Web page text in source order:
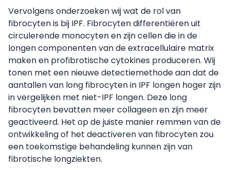
Vervolgens onderzoeken wij wat de rol van
fibrocyten is bij IPF. Fibrocyten differentiëren uit
circulerende monocyten en zijn cellen die in de
longen componenten van de extracellulaire matrix
maken en profibrotische cytokines produceren. Wij
tonen met een nieuwe detectiemethode aan dat de
aantallen van long fibrocyten in IPF longen hoger zijn
in vergelijken met niet-IPF longen. Deze long
fibrocyten bevatten meer collageen en zijn meer
geactiveerd. Het op de juiste manier remmen van de
ontwikkeling of het deactiveren van fibrocyten zou
een toekomstige behandeling kunnen zijn van
fibrotische longziekten.